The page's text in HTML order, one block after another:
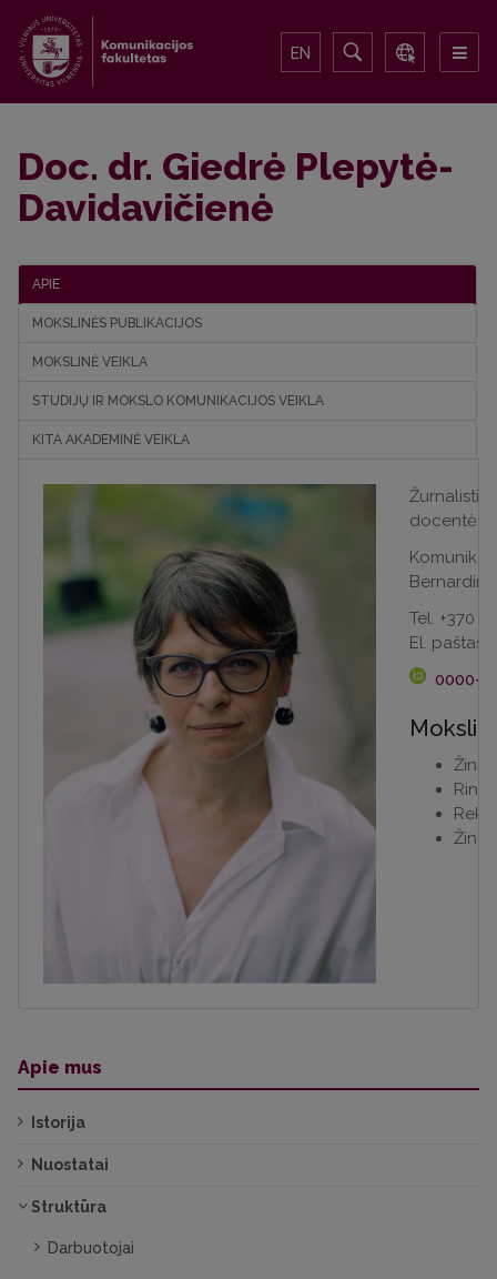
EN
Doc. dr. Giedrė Plepytė-
Davidavičienė
APIE
MOKSLINĖS PUBLIKACIJOS
MOKSLINĖ VEIKLA
STUDIJŲ IR MOKSLO KOMUNIKACIJOS VEIKLA
KITA AKADEMINĖ VEIKLA
docentė,
Bernardinų
Tel. +370 5
El. paštas
0000-
Apie mus
Istorija
Nuostatai
Struktūra
Darbuotojai